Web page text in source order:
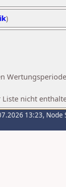
)
nicht
13:23, Node